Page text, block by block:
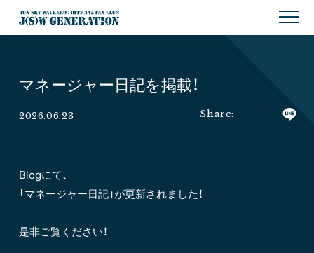
マネージャー日記を掲載！
2026.06.23
Blogにて、
「マネージャー日記」が更新されました！
是非ご覧ください！